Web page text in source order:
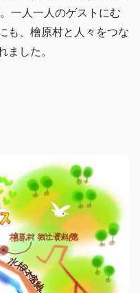
一人一人のゲストにむ
も、檜原村と人々をつな
ました。